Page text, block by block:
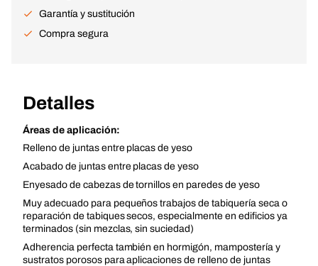
Garantía y sustitución
Compra segura
Detalles
Áreas de aplicación:
Relleno de juntas entre placas de yeso
Acabado de juntas entre placas de yeso
Enyesado de cabezas de tornillos en paredes de yeso
Muy adecuado para pequeños trabajos de tabiquería seca o
reparación de tabiques secos, especialmente en edificios ya
terminados (sin mezclas, sin suciedad)
Adherencia perfecta también en hormigón, mampostería y
sustratos porosos para aplicaciones de relleno de juntas